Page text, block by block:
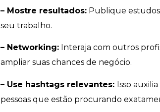
– Mostre resultados: Publique
seu trabalho.
– Networking: Interaja com outros
ampliar suas chances de negócio.
– Use hashtags relevantes: Isso
pessoas que estão procurando